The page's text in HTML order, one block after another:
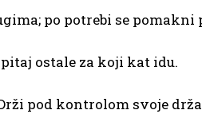
po potrebi se pomakni
ostale za koji kat idu.
pod kontrolom svoje